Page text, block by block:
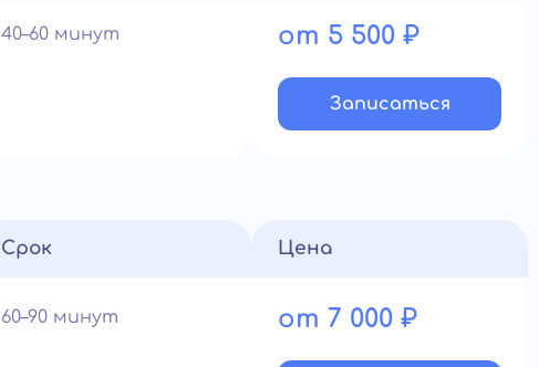
40–60 минут от 5 500 ₽
Записатьcя
Срок
60–90 минут
Цена
от 7 000 ₽